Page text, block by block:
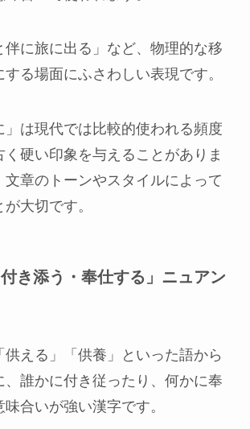
伴に旅に出る」など、物理的な移
る場面にふさわしい表現です。
」は現代では比較的使われる頻度
く硬い印象を与えることがありま
文章のトーンやスタイルによって
大切です。
付き添う・奉仕する」ニュアン
供える」「供養」といった語から
、誰かに付き従ったり、何かに奉
合いが強い漢字です。